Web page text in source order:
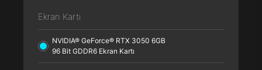
Ekran Kartı
NVIDIA® GeForce® RTX 3050 6GB
96 Bit GDDR6 Ekran Kartı